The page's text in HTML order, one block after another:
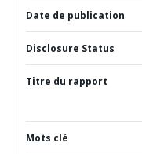
Date de publication
Disclosure Status
Titre du rapport
Mots clé